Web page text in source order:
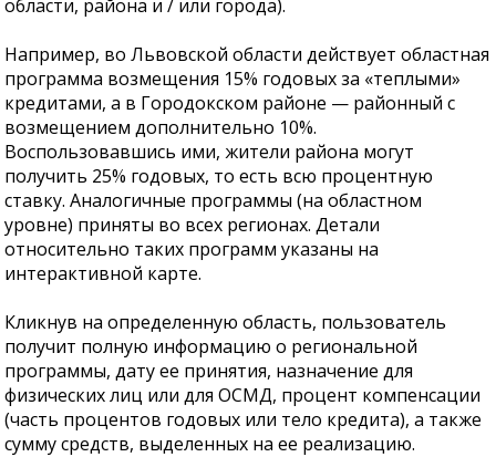
области, района и / или города).
Например, во Львовской области действует областная
программа возмещения 15% годовых за «теплыми»
кредитами, а в Городокском районе — районный с
возмещением дополнительно 10%.
Воспользовавшись ими, жители района могут
получить 25% годовых, то есть всю процентную
ставку. Аналогичные программы (на областном
уровне) приняты во всех регионах. Детали
относительно таких программ указаны на
интерактивной карте.
Кликнув на определенную область, пользователь
получит полную информацию о региональной
программы, дату ее принятия, назначение для
физических лиц или для ОСМД, процент компенсации
(часть процентов годовых или тело кредита), а также
сумму средств, выделенных на ее реализацию.